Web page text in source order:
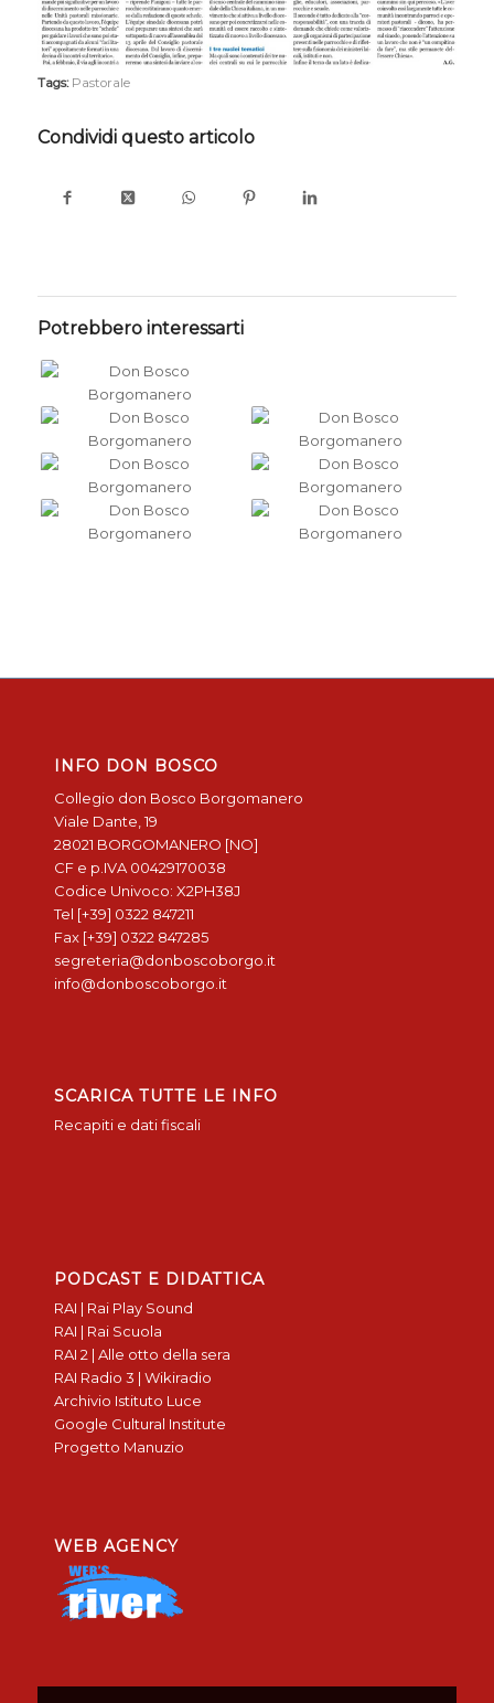
Tags: Pastorale
Condividi questo articolo
Potrebbero interessarti
INFO DON BOSCO
Collegio don Bosco Borgomanero
Viale Dante, 19
28021 BORGOMANERO [NO]
CF e p.IVA 00429170038
Codice Univoco: X2PH38J
Tel [+39] 0322 847211
Fax [+39] 0322 847285
segreteria@donboscoborgo.it
info@donboscoborgo.it
SCARICA TUTTE LE INFO
Recapiti e dati fiscali
PODCAST E DIDATTICA
RAI | Rai Play Sound
RAI | Rai Scuola
RAI 2 | Alle otto della sera
RAI Radio 3 | Wikiradio
Archivio Istituto Luce
Google Cultural Institute
Progetto Manuzio
WEB AGENCY